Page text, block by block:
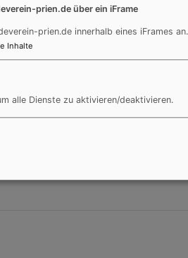
prien.de über ein iFrame
prien.de innerhalb eines iFrames an.
Inhalte
alle Dienste zu aktivieren/deaktivieren.